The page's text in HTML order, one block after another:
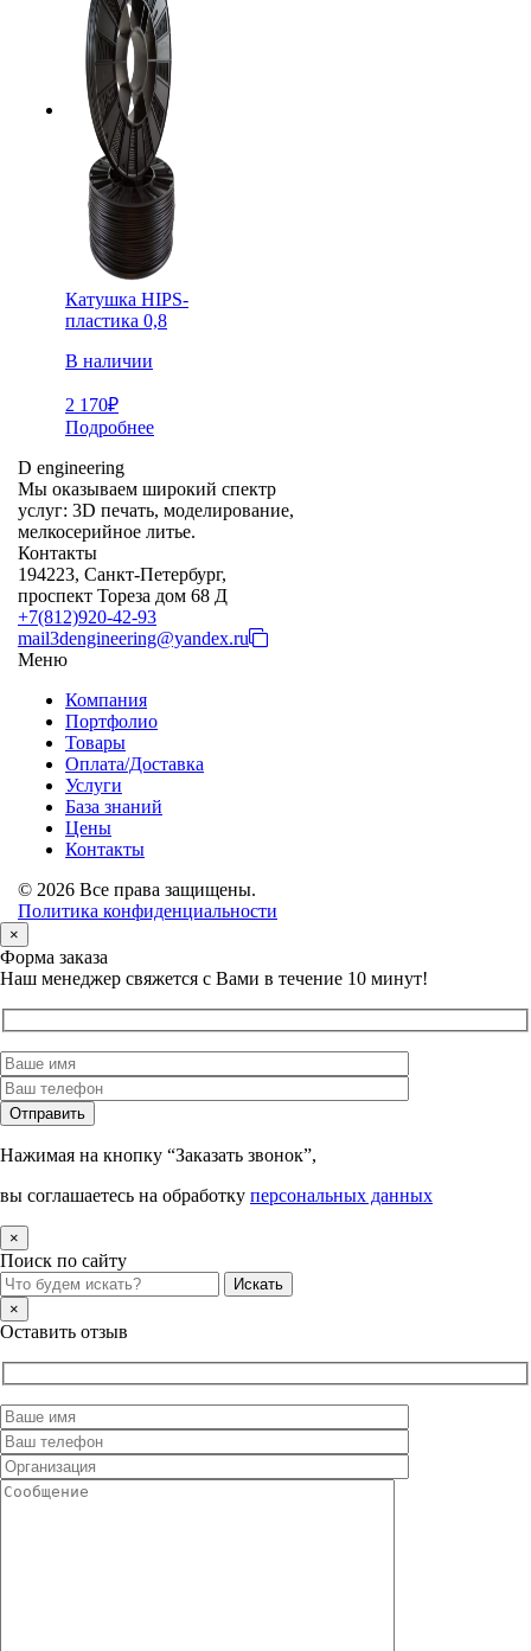
Катушка HIPS-
пластика 0,8
В наличии
2 170₽
Подробнее
D engineering
Мы оказываем широкий спектр
услуг: 3D печать, моделирование,
мелкосерийное литье.
Контакты
194223, Санкт-Петербург,
проспект Тореза дом 68 Д
+7(812)920-42-93
mail3dengineering@yandex.ru
Меню
Компания
Портфолио
Товары
Оплата/Доставка
Услуги
База знаний
Цены
Контакты
© 2026 Все права защищены.
Политика конфиденциальности
×
Форма заказа
Наш менеджер свяжется с Вами в течение 10 минут!
Нажимая на кнопку “Заказать звонок”,
вы соглашаетесь на обработку персональных данных
×
Поиск по сайту
×
Оставить отзыв